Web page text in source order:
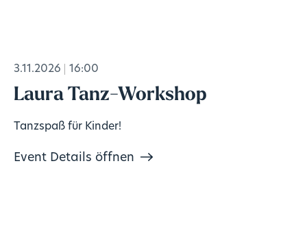
3.11.2026 16:00
Laura Tanz-Workshop
Tanzspaß für Kinder!
Event Details öffnen